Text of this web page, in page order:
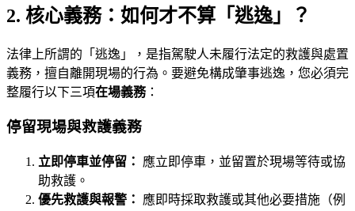
2. 核心義務：如何才不算「逃逸」？
法律上所謂的「逃逸」，是指駕駛人未履行法定的救護與處置
義務，擅自離開現場的行為。要避免構成肇事逃逸，您必須完
整履行以下三項在場義務：
停留現場與救護義務
立即停車並停留：
應立即停車，並留置於現場等待或協
助救護。
優先救護與報警：
應即時採取救護或其他必要措施（例